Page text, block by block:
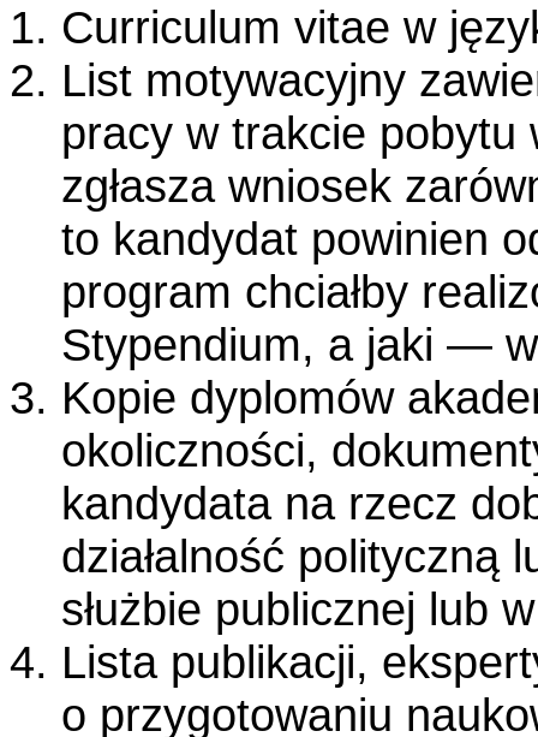
Curriculum vitae w
List motywacyjny
pracy w trakcie pobytu
zgłasza wniosek
to kandydat powinien
program chciałby
Stypendium, a jaki —
Kopie dyplomów
okoliczności,
kandydata na rzecz
działalność polityczną
służbie publicznej lub
Lista publikacji,
o przygotowaniu